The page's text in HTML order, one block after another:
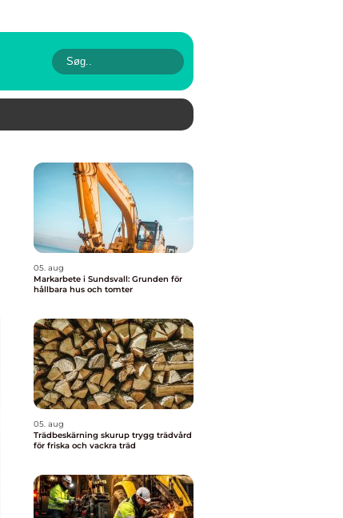
05. aug
Markarbete i Sundsvall: Grunden för
hållbara hus och tomter
05. aug
Trädbeskärning skurup trygg trädvård
för friska och vackra träd